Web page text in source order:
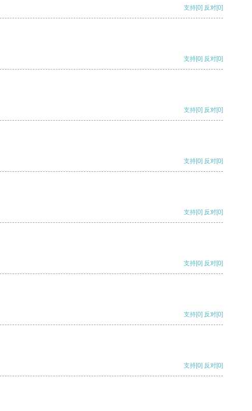
支持[0] 反对[0]
支持[0] 反对[0]
支持[0] 反对[0]
支持[0] 反对[0]
支持[0] 反对[0]
支持[0] 反对[0]
支持[0] 反对[0]
支持[0] 反对[0]